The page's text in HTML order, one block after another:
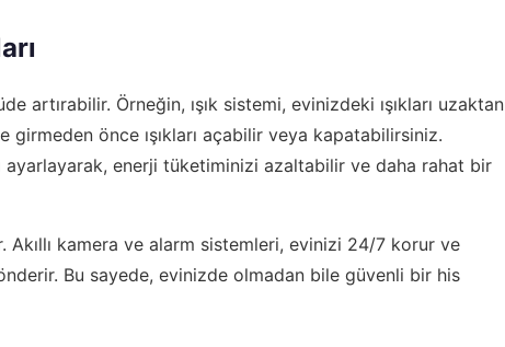
artırabilir. Örneğin, ışık sistemi, evinizdeki ışıkları uzaktan
önce ışıkları açabilir veya kapatabilirsiniz.
ayarlayarak, enerji tüketiminizi azaltabilir ve daha rahat bir
Akıllı kamera ve alarm sistemleri, evinizi 24/7 korur ve
Bu sayede, evinizde olmadan bile güvenli bir his